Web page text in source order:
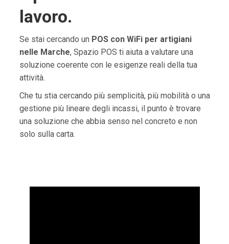
lavoro.
Se stai cercando un POS con WiFi per artigiani
nelle Marche, Spazio POS ti aiuta a valutare una
soluzione coerente con le esigenze reali della tua
attività.
Che tu stia cercando più semplicità, più mobilità o una
gestione più lineare degli incassi, il punto è trovare
una soluzione che abbia senso nel concreto e non
solo sulla carta.